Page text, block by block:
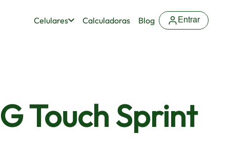
Celulares Calculadoras Blog Entrar
Touch Sprint